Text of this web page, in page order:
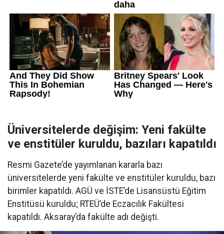
Üniversitelerde değişim: Yeni fakülte
ve enstitüler kuruldu, bazıları kapatıldı
Resmi Gazete’de yayımlanan kararla bazı
üniversitelerde yeni fakülte ve enstitüler kuruldu, bazı
birimler kapatıldı. AGÜ ve İSTE’de Lisansüstü Eğitim
Enstitüsü kuruldu; RTEÜ’de Eczacılık Fakültesi
kapatıldı. Aksaray’da fakülte adı değişti.